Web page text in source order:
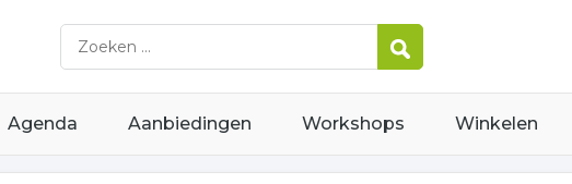
Agenda Aanbiedingen Workshops Winkelen